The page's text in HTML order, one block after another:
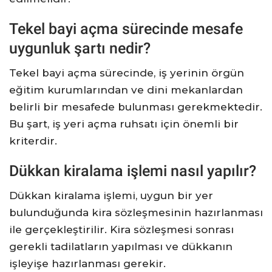
Tekel bayi açma sürecinde mesafe
uygunluk şartı nedir?
Tekel bayi açma sürecinde, iş yerinin örgün
eğitim kurumlarından ve dini mekanlardan
belirli bir mesafede bulunması gerekmektedir.
Bu şart, iş yeri açma ruhsatı için önemli bir
kriterdir.
Dükkan kiralama işlemi nasıl yapılır?
Dükkan kiralama işlemi, uygun bir yer
bulunduğunda kira sözleşmesinin hazırlanması
ile gerçekleştirilir. Kira sözleşmesi sonrası
gerekli tadilatların yapılması ve dükkanın
işleyişe hazırlanması gerekir.